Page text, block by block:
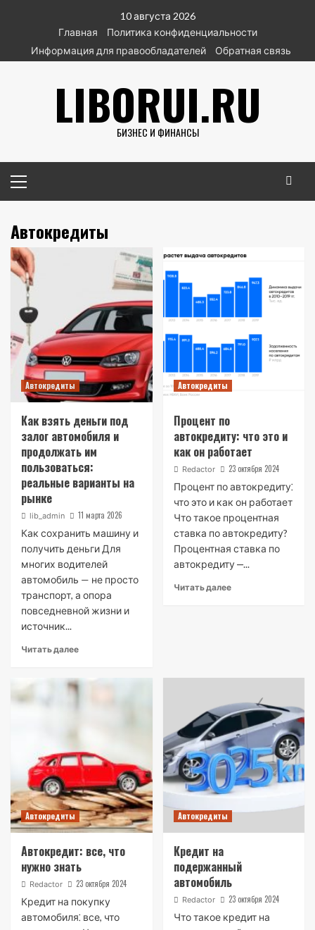
содержимому
10 августа 2026
Главная
Политика конфиденциальности
Информация для правообладателей
Обратная связь
LIBORUI.RU
БИЗНЕС И ФИНАНСЫ
меню
Автокредиты
Автокредиты
Как взять деньги под
залог автомобиля и
продолжать им
пользоваться:
реальные варианты на
рынке
lib_admin 11 марта 2026
Как сохранить машину и
получить деньги Для
многих водителей
автомобиль — не просто
транспорт, а опора
повседневной жизни и
источник...
Читать далее
Автокредиты
Процент по
автокредиту: что это и
как он работает
Redactor 23 октября 2024
Процент по автокредиту⁚
что это и как он работает
Что такое процентная
ставка по автокредиту?
Процентная ставка по
автокредиту ‒...
Читать далее
Автокредиты
Автокредит: все, что
нужно знать
Redactor 23 октября 2024
Кредит на покупку
автомобиля⁚ все, что
Автокредиты
Кредит на
подержанный
автомобиль
Redactor 23 октября 2024
Что такое кредит на